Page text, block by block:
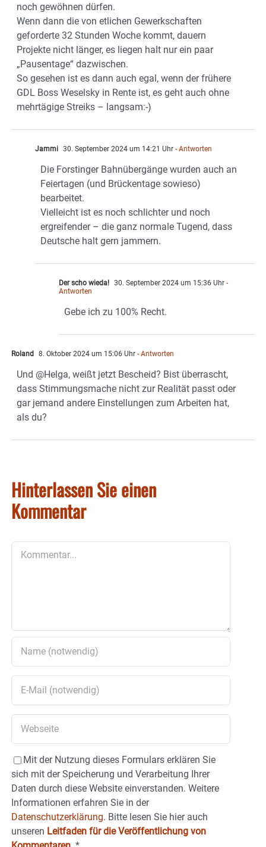
noch gewöhnen dürfen.
Wenn dann die von etlichen Gewerkschaften
geforderte 32 Stunden Woche kommt, dauern
Projekte nicht länger, es liegen halt nur ein paar
„Pausentage“ dazwischen.
So gesehen ist es dann auch egal, wenn der frühere
GDL Boss Weselsky in Rente ist, es geht auch ohne
mehrtägige Streiks – langsam:-)
Jammi 30. September 2024 um 14:21 Uhr - Antworten
Die Forstinger Bahnübergänge wurden auch an
Feiertagen (und Brückentage sowieso)
bearbeitet.
Vielleicht ist es noch schlichter und noch
ergreifender – die ganz normale Tugend, dass
Deutsche halt gern jammern.
Der scho wieda! 30. September 2024 um 15:36 Uhr -
Antworten
Gebe ich zu 100% Recht.
Roland 8. Oktober 2024 um 15:06 Uhr - Antworten
Und @Helga, weißt jetzt Bescheid? Bist überrascht,
dass Stimmungsmache nicht zur Realität passt oder
gar jemand andere Einstellungen zum Arbeiten hat,
als du?
Hinterlassen Sie einen
Kommentar
Mit der Nutzung dieses Formulars erklären Sie
sich mit der Speicherung und Verarbeitung Ihrer
Daten durch diese Website einverstanden. Weitere
Informationen erfahren Sie in der
Datenschutzerklärung. Bitte lesen Sie hier auch
unseren Leitfaden für die Veröffentlichung von